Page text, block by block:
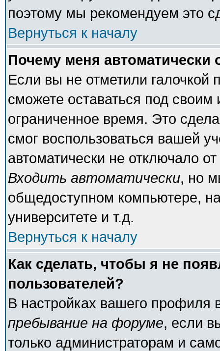
поэтому мы рекомендуем это
Вернуться к началу
Почему меня автоматически
Если вы не отметили галочкой
сможете оставаться под
ограниченное время. Это
смог воспользоваться вашей
автоматически не отключало
Входить автоматически, но
общедоступном компьютере,
университете и т.д.
Вернуться к началу
Как сделать, чтобы я не
пользователей?
В настройках вашего
пребывание на форуме, если
только администраторам и